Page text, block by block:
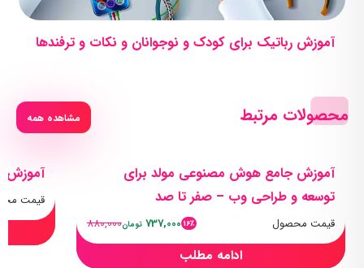
آموزش رباتیک برای کودک و نوجوانان و نکات و ترفندها
محصولات مرتبط مشاهده همه
آموزش جامع هوش مصنوعی مولد برای
توسعه و طراحی وب – صفر تا صد
قیمت محصول 16٪ 737,000 تومان880,000
ادامه مطلب
آموزش
قیمت